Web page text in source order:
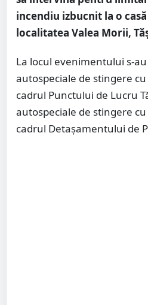
incendiu izbucnit la o
localitatea Valea Morii,
La locul evenimentului s-
autospeciale de stingere
cadrul Punctului de Lucru
autospeciale de stingere
cadrul Detașamentului de